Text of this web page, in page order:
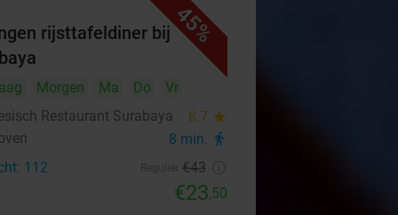
45%
rijsttafeldiner bij
Morgen Ma Do
Vr
Restaurant Surabaya
8.7 star
8 min. directions_walk
112 €43
€23,50